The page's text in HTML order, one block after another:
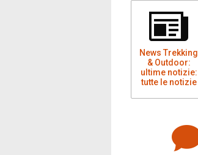
News Trekking
& Outdoor:
ultime notizie:
tutte le notizie